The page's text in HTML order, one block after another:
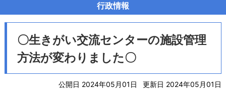
行政情報
〇生きがい交流センターの施設管理
方法が変わりました〇
公開日 2024年05月01日 更新日 2024年05月01日